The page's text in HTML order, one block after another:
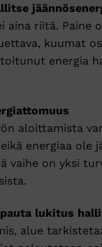
aina riitä. Paine
kuumat
energia
aloittamista
energiaa ole
vaihe on yksi
lukitus
alue